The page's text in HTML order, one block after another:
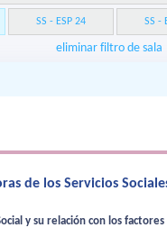
SS - ESP 24 SS -
eliminar filtro de sala
de los Servicios
y su relación con los factores